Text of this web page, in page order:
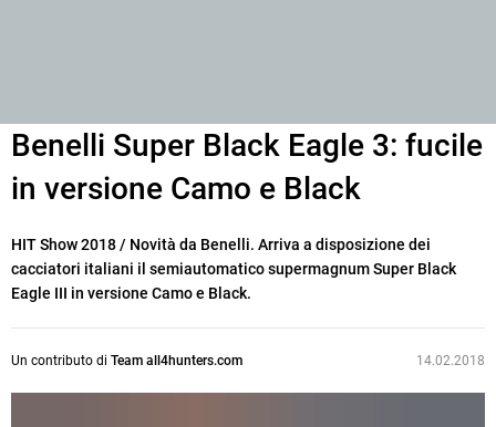
Benelli Super Black Eagle 3: fucile
in versione Camo e Black
HIT Show 2018 / Novità da Benelli. Arriva a disposizione dei
cacciatori italiani il semiautomatico supermagnum Super Black
Eagle III in versione Camo e Black.
Un contributo di Team all4hunters.com 14.02.2018